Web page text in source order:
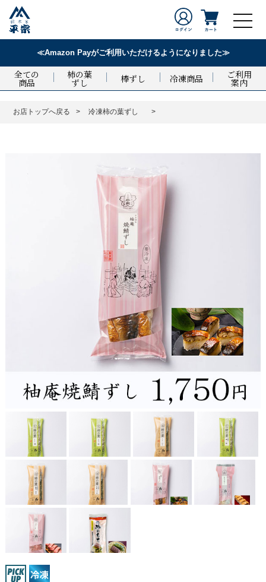
≪Amazon Payがご利用いただけるようになりました≫
全ての
商品
柿の葉
ずし 棒ずし 冷凍商品 ご利用
案内
お店トップへ戻る 冷凍柿の葉ずし